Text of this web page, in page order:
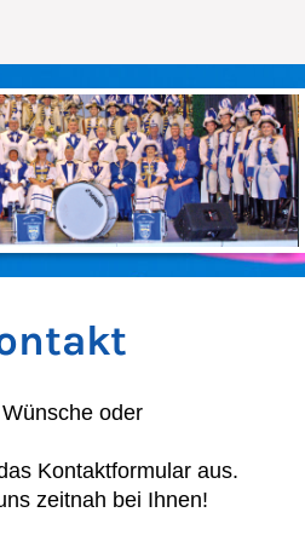
oder
Kontaktformular aus.
zeitnah bei Ihnen!